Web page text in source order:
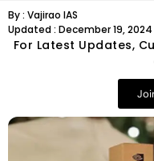
By : Vajirao IAS
Updated : December 19, 2024
For Latest Updates,